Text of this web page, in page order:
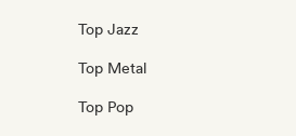
Top Jazz
Top Metal
Top Pop